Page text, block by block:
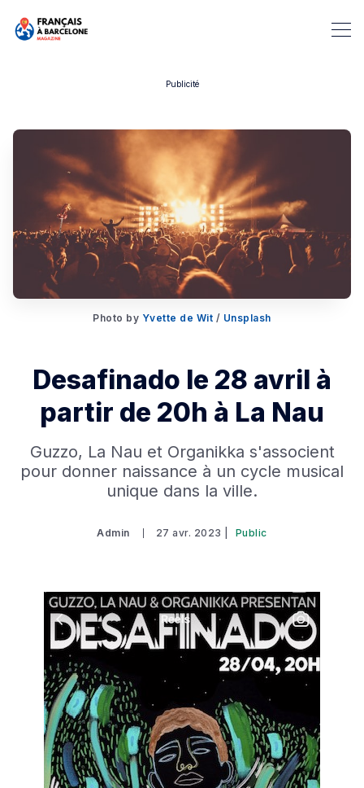
Rechercher dans Français à
Publicité
Photo by Yvette de Wit / Unsplash
Desafinado le 28 avril à
partir de 20h à La Nau
Guzzo, La Nau et Organikka s'associent
pour donner naissance à un cycle musical
unique dans la ville.
Admin 27 avr. 2023 | Public